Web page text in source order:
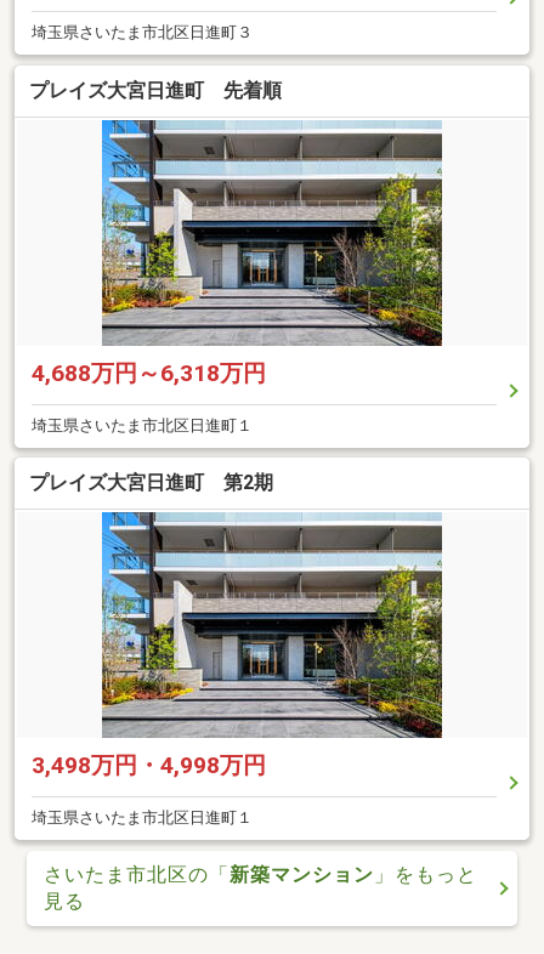
埼玉県さいたま市北区日進町３
プレイズ大宮日進町 先着順
4,688万円～6,318万円
埼玉県さいたま市北区日進町１
プレイズ大宮日進町 第2期
3,498万円・4,998万円
埼玉県さいたま市北区日進町１
さいたま市北区の「新築マンション 」をもっと
見る